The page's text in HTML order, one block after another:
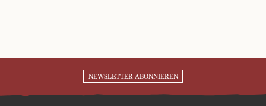
NEWSLETTER ABONNIEREN